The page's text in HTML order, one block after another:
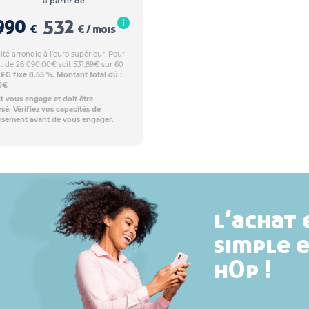
€ 532 € / mois
arrondie à l'euro supérieur. Pour
de 26 090,00€ soit 531,89€ sur 60
fixe 8.55 %. Montant total dû :
vous engage et doit être
Vérifiez vos capacités de
avant de vous engager.
l’achat
simple
hOp !